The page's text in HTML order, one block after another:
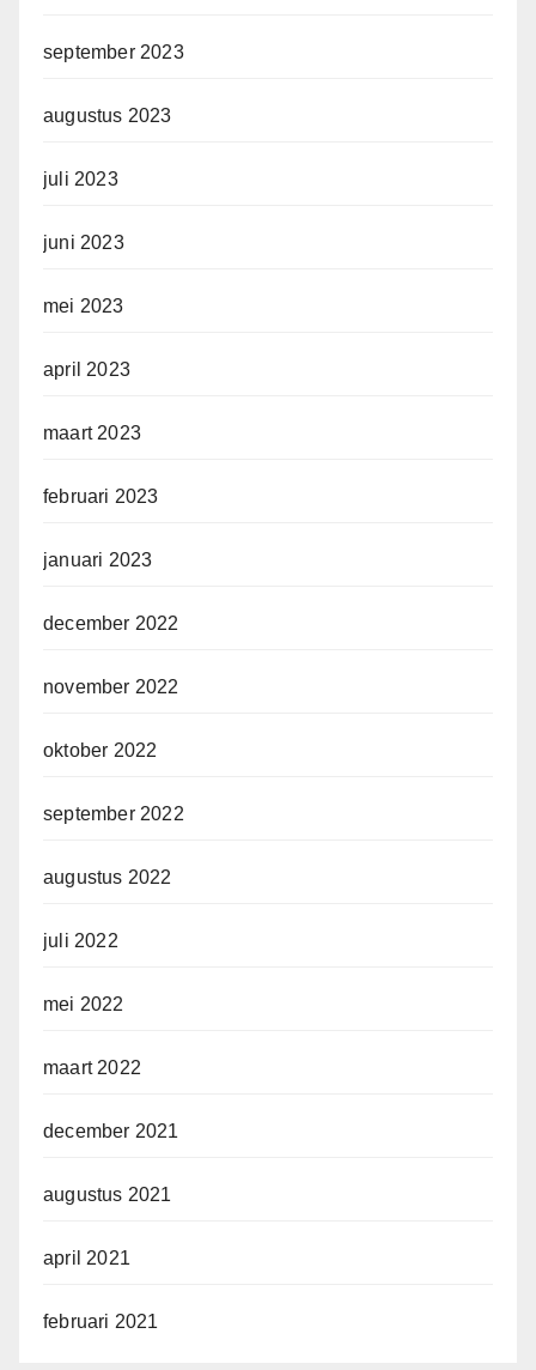
september 2023
augustus 2023
juli 2023
juni 2023
mei 2023
april 2023
maart 2023
februari 2023
januari 2023
december 2022
november 2022
oktober 2022
september 2022
augustus 2022
juli 2022
mei 2022
maart 2022
december 2021
augustus 2021
april 2021
februari 2021